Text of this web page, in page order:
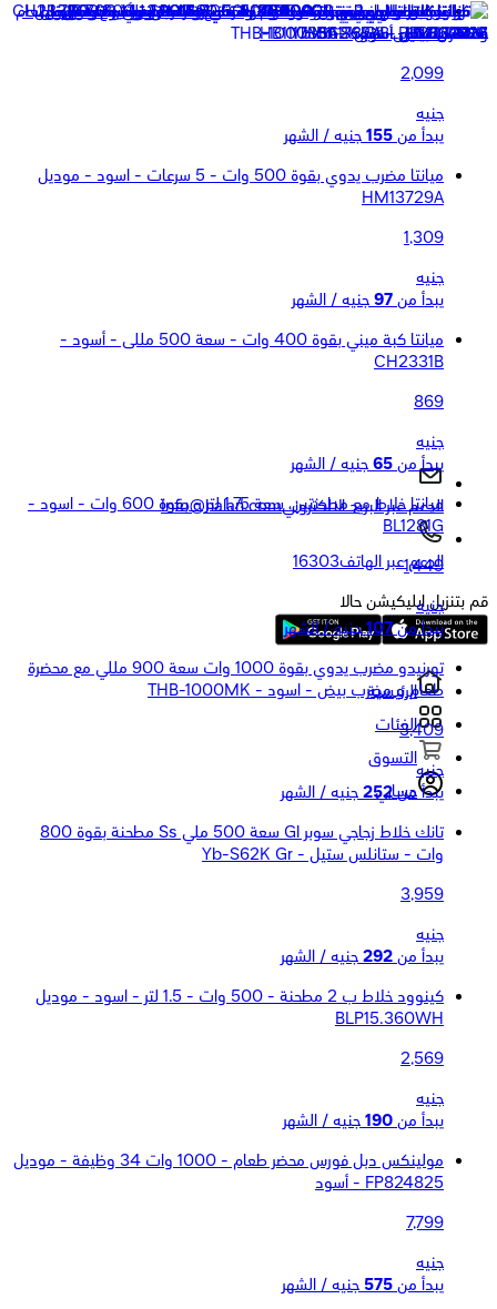
ميانتا خلاط يدوي بقوة 1000 وات سعة المفرمة و بولة 700 مل -
ستانلس ستيل - HB111735A
2,099
جنيه
يبدأ من 155 جنيه / الشهر
ميانتا مضرب يدوي بقوة 500 وات - 5 سرعات - اسود - موديل
HM13729A
1,309
جنيه
يبدأ من 97 جنيه / الشهر
ميانتا كبة ميني بقوة 400 وات - سعة 500 مللى - أسود -
CH2331B
869
جنيه
يبدأ من 65 جنيه / الشهر
ميانتا خلاط مع مطحنتين، سعة 1.75 لتر - بقوة 600 وات - اسود -
BL1281G
1,449
جنيه
يبدأ من 107 جنيه / الشهر
تورنيدو مضرب يدوي بقوة 1000 وات سعة 900 مللي مع محضرة
طعام و مضرب بيض - اسود - THB-1000MK
3,409
جنيه
يبدأ من 252 جنيه / الشهر
تانك خلاط زجاجي سوبر Gl سعة 500 ملي Ss مطحنة بقوة 800
وات - ستانلس ستيل - Yb-S62K Gr
3,959
جنيه
يبدأ من 292 جنيه / الشهر
كينوود خلاط ب 2 مطحنة - 500 وات - 1.5 لتر - اسود - موديل
BLP15.360WH
2,569
جنيه
يبدأ من 190 جنيه / الشهر
مولينكس دبل فورس محضر طعام - 1000 وات 34 وظيفة - موديل
FP824825 - أسود
7,799
جنيه
يبدأ من 575 جنيه / الشهر
الدعم عبر البريد الالكترونيInfo@halan.com
الدعم عبر الهاتف16303
قم بتنزيل ابليكيشن حالا
الرئيسية
الفئات
التسوق
حسابي